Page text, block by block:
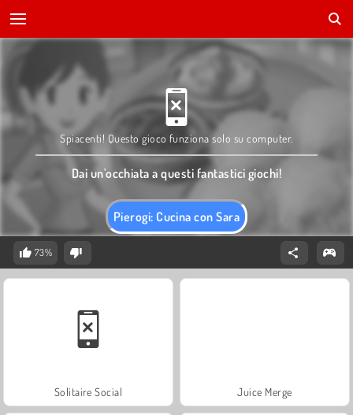
Pierogi: Cucina con Sara
Spiacenti! Questo gioco funziona solo su computer.
Dai un'occhiata a questi fantastici giochi!
73%
Solitaire Social Juice Merge